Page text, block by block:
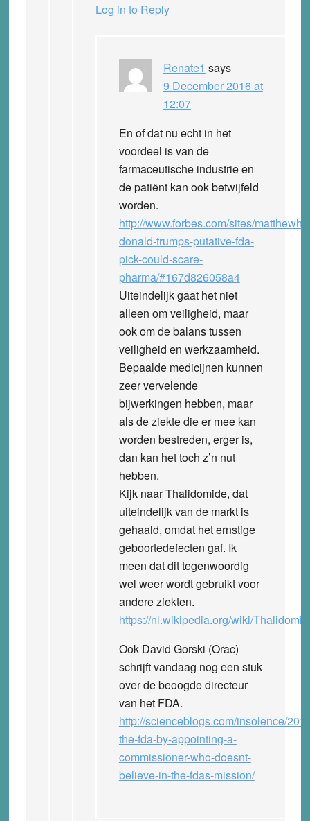
Log in to Reply
Renate1 says
9 December 2016 at
12:07
En of dat nu echt in het
voordeel is van de
farmaceutische industrie en
de patiënt kan ook betwijfeld
worden.
http://www.forbes.com/sites/
donald-trumps-putative-fda-
pick-could-scare-
pharma/#167d826058a4
Uiteindelijk gaat het niet
alleen om veiligheid, maar
ook om de balans tussen
veiligheid en werkzaamheid.
Bepaalde medicijnen kunnen
zeer vervelende
bijwerkingen hebben, maar
als de ziekte die er mee kan
worden bestreden, erger is,
dan kan het toch z’n nut
hebben.
Kijk naar Thalidomide, dat
uiteindelijk van de markt is
gehaald, omdat het ernstige
geboortedefecten gaf. Ik
meen dat dit tegenwoordig
wel weer wordt gebruikt voor
andere ziekten.
https://nl.wikipedia.org/wiki/
Ook David Gorski (Orac)
schrijft vandaag nog een stuk
over de beoogde directeur
van het FDA.
http://scienceblogs.com/insolence/
the-fda-by-appointing-a-
commissioner-who-doesnt-
believe-in-the-fdas-mission/